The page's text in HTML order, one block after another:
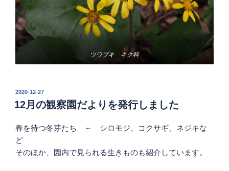
ツワブキ キク科
投
稿
日:
2020-12-27
12月の観察園だよりを発行しました
春を待つ冬芽たち ～ シロモジ、コクサギ、ネジキな
ど
そのほか、園内で見られる生きものも紹介しています。